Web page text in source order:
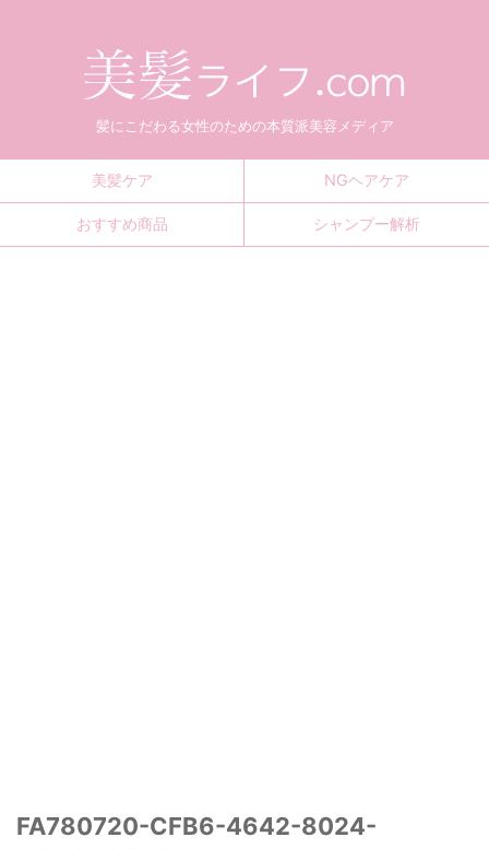
髪にこだわる女性のための本質派美容メディア
美髪ケア NGヘアケア
おすすめ商品 シャンプー解析
FA780720-CFB6-4642-8024-